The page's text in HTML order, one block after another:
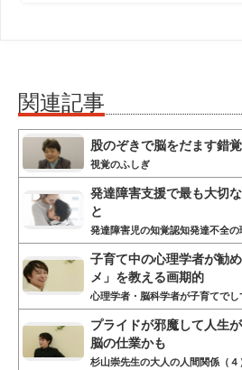
関連記事
股のぞきで脳をだます錯
視覚のふしぎ
発達障害支援で最も大切
と
発達障害児の知覚認知発達不全
子育て中の心理学者が勧
メ」を教える画期的
心理学者・脳科学者が子育てで
プライドが邪魔して人生
脳の仕業かも
杉山崇先生の大人の人間関係（